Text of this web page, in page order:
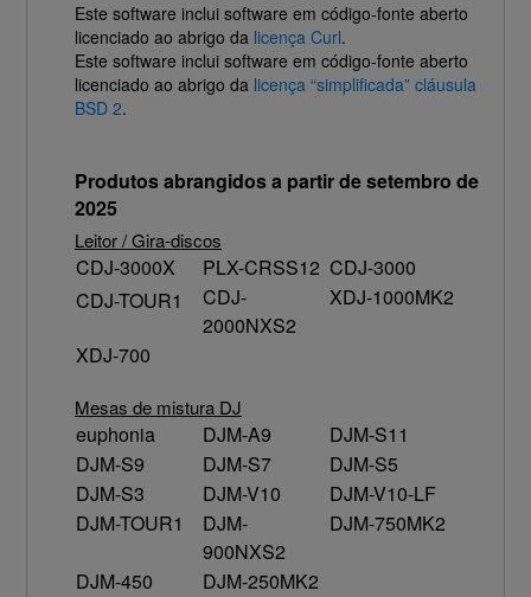
Este software inclui software em código-fonte aberto
licenciado ao abrigo da licença Curl.
Este software inclui software em código-fonte aberto
licenciado ao abrigo da licença “simplificada” cláusula
BSD 2.
Produtos abrangidos a partir de setembro de
2025
Leitor / Gira-discos
CDJ-3000X PLX-CRSS12 CDJ-3000
CDJ-TOUR1
CDJ-
2000NXS2
XDJ-1000MK2
XDJ-700
Mesas de mistura DJ
euphonia DJM-A9
DJM-S11
DJM-S9
DJM-S7
DJM-S5
DJM-S3
DJM-V10
DJM-V10-LF
DJM-TOUR1
DJM-
900NXS2
DJM-750MK2
DJM-450 DJM-250MK2